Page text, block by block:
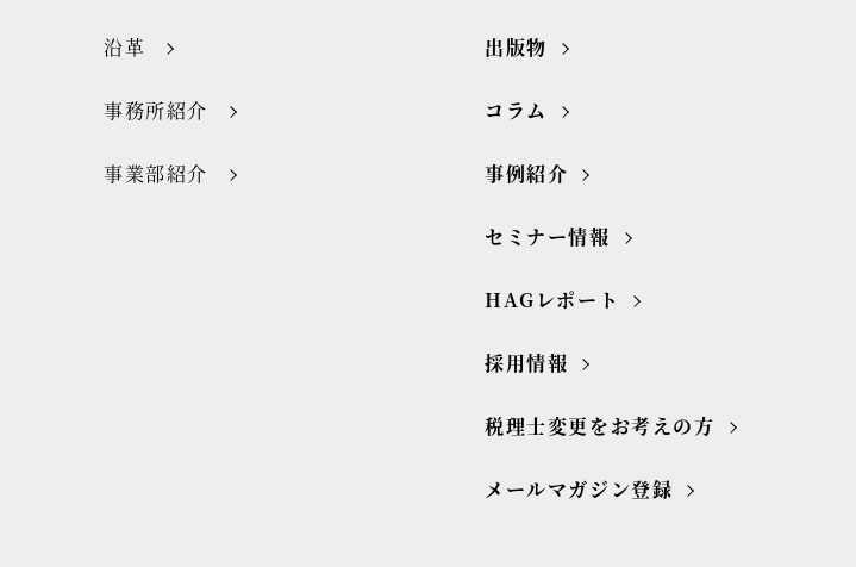
沿革
事務所紹介
事業部紹介
出版物
コラム
事例紹介
セミナー情報
HAGレポート
採用情報
税理士変更をお考えの方
メールマガジン登録